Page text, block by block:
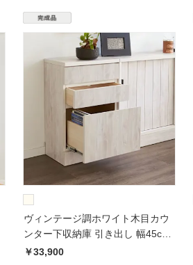
ヴィンテージ調ホワイト木目カウ
ンター下収納庫 引き出し 幅45cm
高さ70cm
￥33,900